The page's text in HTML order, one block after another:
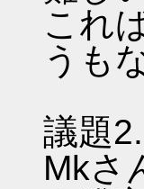
これ
うも
議題2.
Mkさ